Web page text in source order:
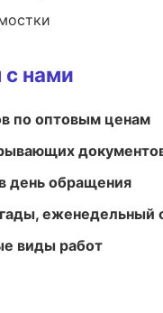
нами
по оптовым ценам
день обращения
еженедельный
виды работ